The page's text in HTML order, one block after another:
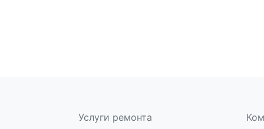
Услуги ремонта